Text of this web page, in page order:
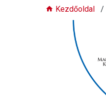
Kezdőoldal